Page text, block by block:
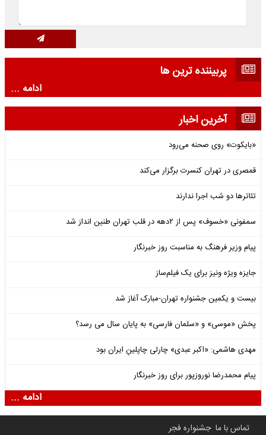
پربیننده ترین ها
ادامه ...
آخرین اخبار
«بایکوت» روی صحنه می‌رود
قمصری در تهران کنسرت برگزار می‌کند
تئاترها دو شب اجرا ندارند
سمفونی «خسوف» پس از ۲دهه در قلب تهران طنین انداز شد
پیام وزیر فرهنگ به مناسبت روز خبرنگار
جایزه ویژه ونیز برای یک فیلم‌ساز
بیست و یکمین جشنواره تهران-مبارک آغاز شد
پخش «موسی» و «سلمان فارسی» به پایان سال می رسد؟
مهدی هاشمی: «اکبر عبدی» چارلی چاپلینِ ایران بود
پیام محمدرضا نوروزپور برای روز خبرنگار
ادامه ...
تماس با ما جشنواره فجر